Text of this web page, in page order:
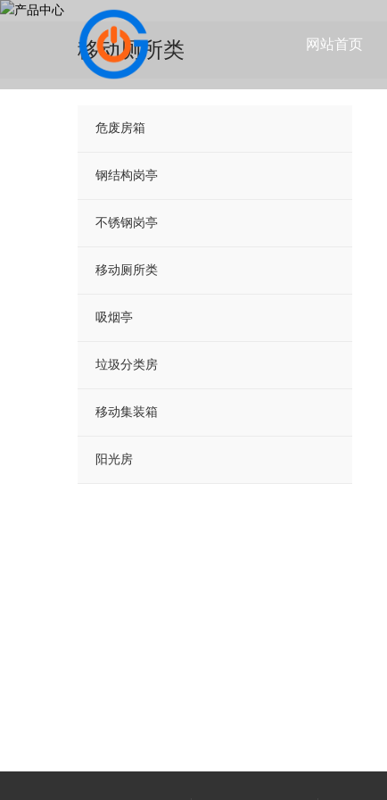
网站首页
移动厕所类
危废房箱
钢结构岗亭
不锈钢岗亭
移动厕所类
吸烟亭
垃圾分类房
移动集装箱
阳光房